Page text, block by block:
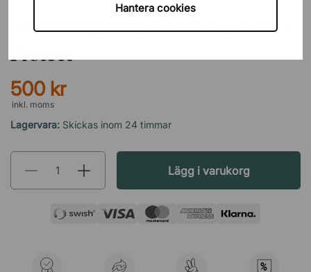
Hantera cookies
Läderrengöring Leather Clean &
Protect
500 kr
inkl. moms
Lagervara: Skickas inom 24 timmar
Lägg i varukorg
%